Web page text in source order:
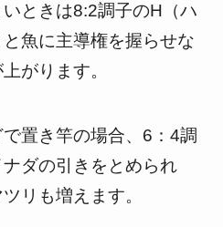
ときは8:2調子のH（ハ
魚に主導権を握らせな
がります。
置き竿の場合、6：4調
ダの引きをとめられ
リも増えます。